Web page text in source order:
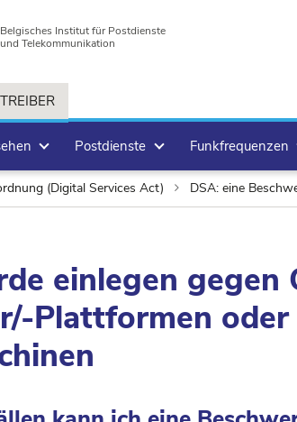
Belgisches Institut für Postdienste
und Telekommunikation
Postdienste Funkfrequenzen
(Digital Services Act) DSA: eine
einlegen gegen
Plattformen oder